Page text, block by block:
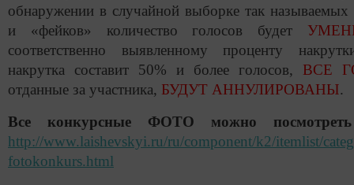
обнаружении в случайной выборке так называемых
и «фейков» количество голосов будет
соответственно выявленному проценту
накрутка составит 50% и более голосов, ВСЕ
отданные за участника, БУДУТ АННУЛИРОВАНЫ.
Все конкурсные ФОТО можно посмотреть
http://www.laishevskyi.ru/ru/component/k2/itemlist/
fotokonkurs.html